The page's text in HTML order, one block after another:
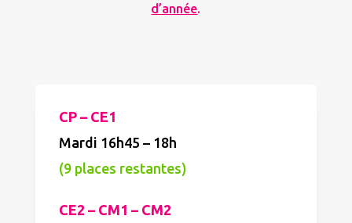
d’année.
CP – CE1
Mardi 16h45 – 18h
(9 places restantes)
CE2 – CM1 – CM2